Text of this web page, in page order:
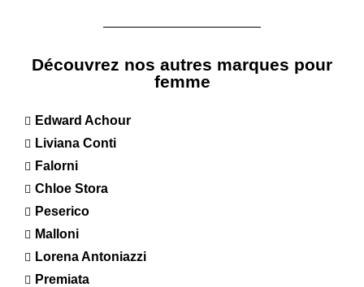
Découvrez nos autres marques pour
femme
Edward Achour
Liviana Conti
Falorni
Chloe Stora
Peserico
Malloni
Lorena Antoniazzi
Premiata